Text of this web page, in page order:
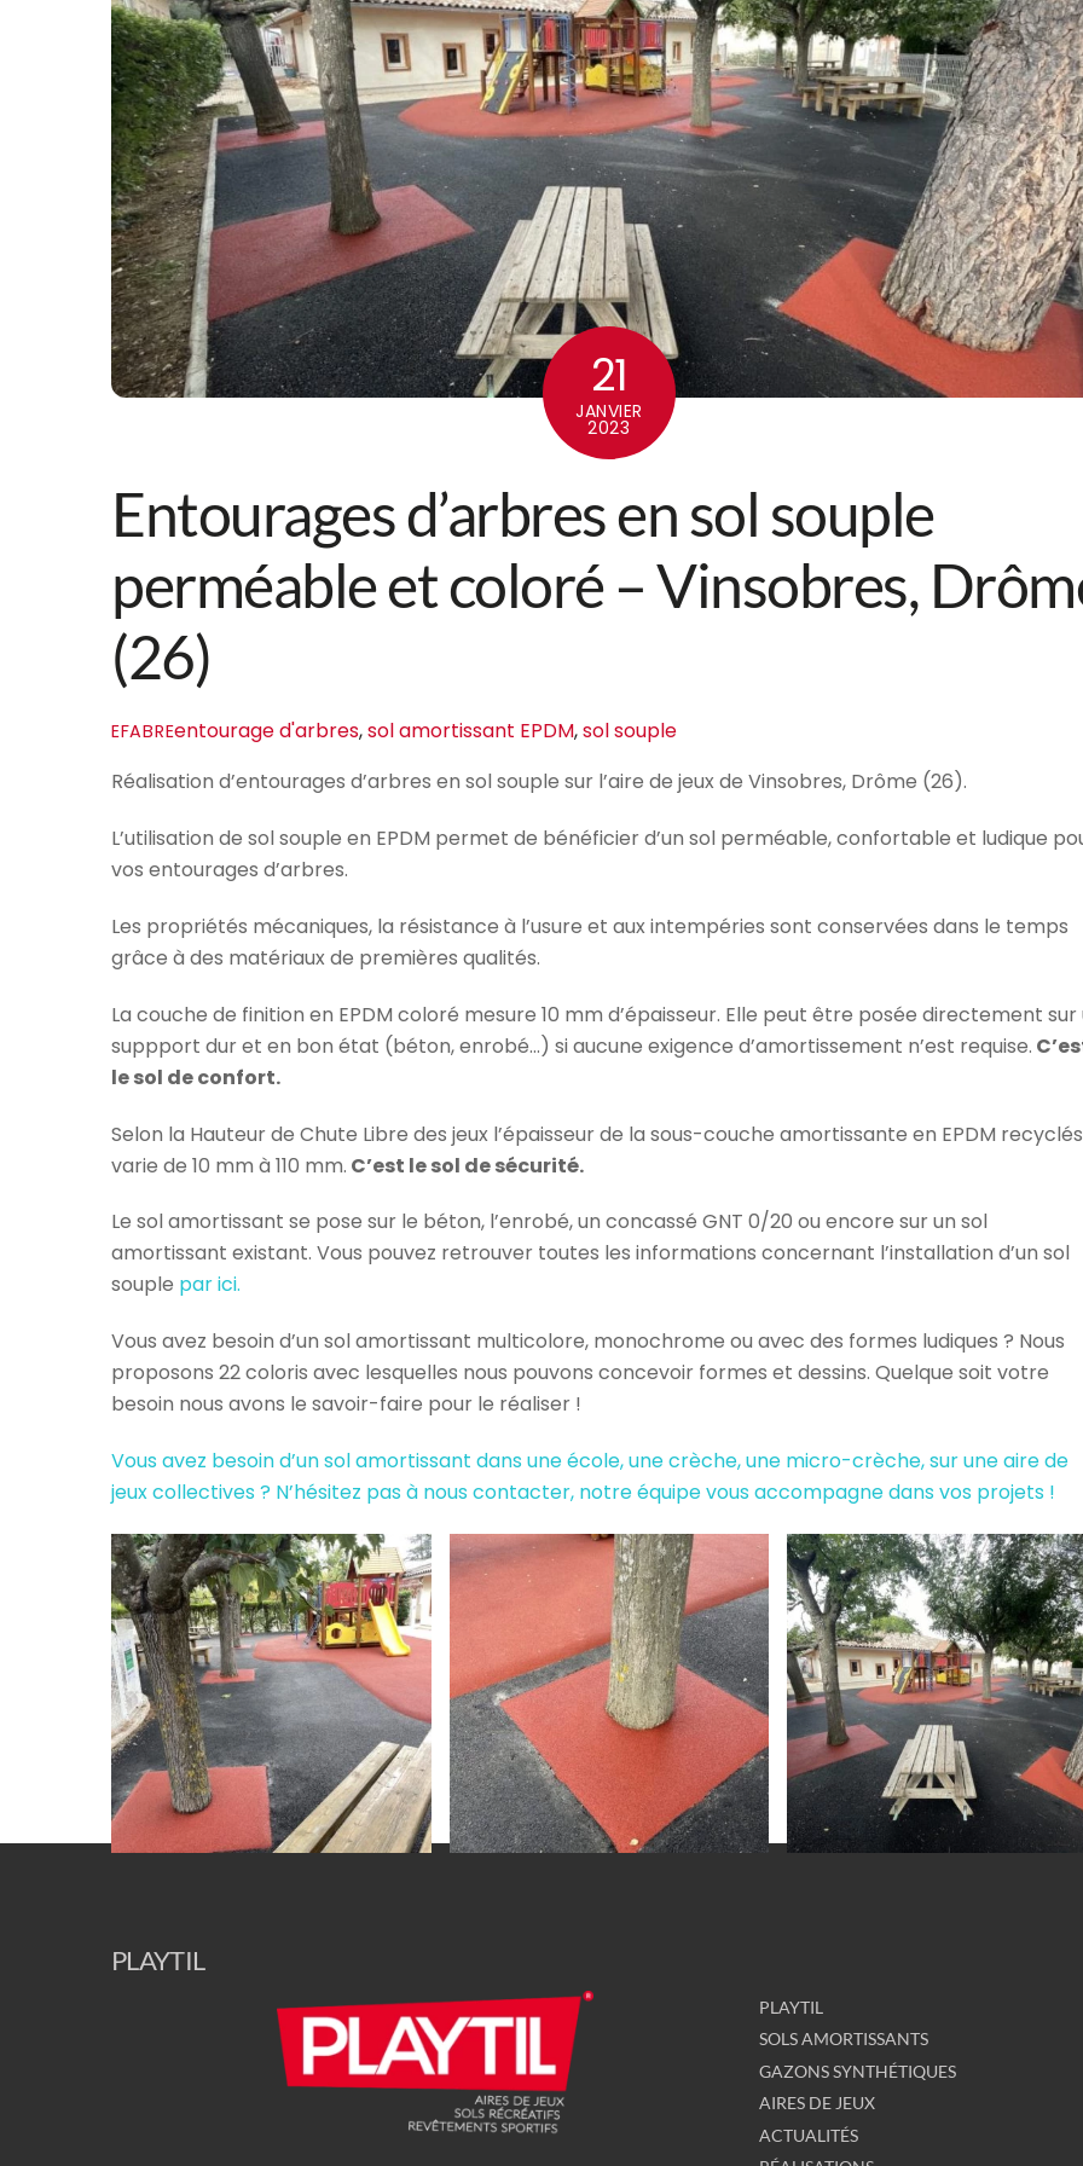
21
JANVIER
2023
Entourages d’arbres en sol souple
perméable et coloré – Vinsobres,
(26)
EFABREentourage d'arbres,sol amortissant EPDM,sol souple
Réalisation d’entourages d’arbres en sol souple sur l’aire de jeux de Vinsobres, Drôme (26).
L’utilisation de sol souple en EPDM permet de bénéficier d’un sol perméable, confortable et ludique
vos entourages d’arbres.
Les propriétés mécaniques, la résistance à l’usure et aux intempéries sont conservées dans le temps
grâce à des matériaux de premières qualités.
La couche de finition en EPDM coloré mesure 10 mm d’épaisseur. Elle peut être posée directement sur
suppport dur et en bon état (béton, enrobé…) si aucune exigence d’amortissement n’est requise.
le sol de confort.
Selon la Hauteur de Chute Libre des jeux l’épaisseur de la sous-couche amortissante en EPDM recyclés
varie de 10 mm à 110 mm. C’est le sol de sécurité.
Le sol amortissant se pose sur le béton, l’enrobé, un concassé GNT 0/20 ou encore sur un sol
amortissant existant. Vous pouvez retrouver toutes les informations concernant l’installation d’un sol
souple par ici.
Vous avez besoin d’un sol amortissant multicolore, monochrome ou avec des formes ludiques ? Nous
proposons 22 coloris avec lesquelles nous pouvons concevoir formes et dessins. Quelque soit votre
besoin nous avons le savoir-faire pour le réaliser !
Vous avez besoin d’un sol amortissant dans une école, une crèche, une micro-crèche, sur une aire de
jeux collectives ? N’hésitez pas à nous contacter, notre équipe vous accompagne dans vos projets !
PLAYTIL
PLAYTIL
SOLS AMORTISSANTS
GAZONS SYNTHÉTIQUES
AIRES DE JEUX
ACTUALITÉS